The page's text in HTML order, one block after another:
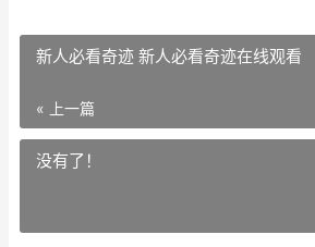
新人必看奇迹 新人必看奇迹在线观看
« 上一篇
没有了！